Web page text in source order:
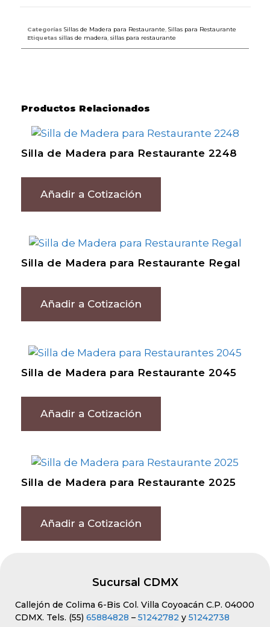
Categorías Sillas de Madera para Restaurante Sillas para Restaurante
Etiquetas sillas de madera sillas para restaurante
Productos Relacionados
Silla de Madera para Restaurante 2248
Añadir a Cotización
Silla de Madera para Restaurante Regal
Añadir a Cotización
Silla de Madera para Restaurante 2045
Añadir a Cotización
Silla de Madera para Restaurante 2025
Añadir a Cotización
Sucursal CDMX
Callejón de Colima 6-Bis Col. Villa Coyoacán C.P. 04000
CDMX. Tels. (55) 65884828 – 51242782 y 51242738